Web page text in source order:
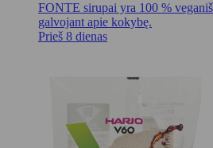
FONTE sirupai yra 100 %
galvojant apie kokybę.
Prieš 8 dienas